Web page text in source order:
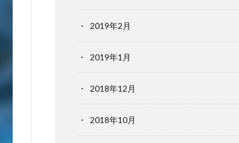
2019年2月
2019年1月
2018年12月
2018年10月